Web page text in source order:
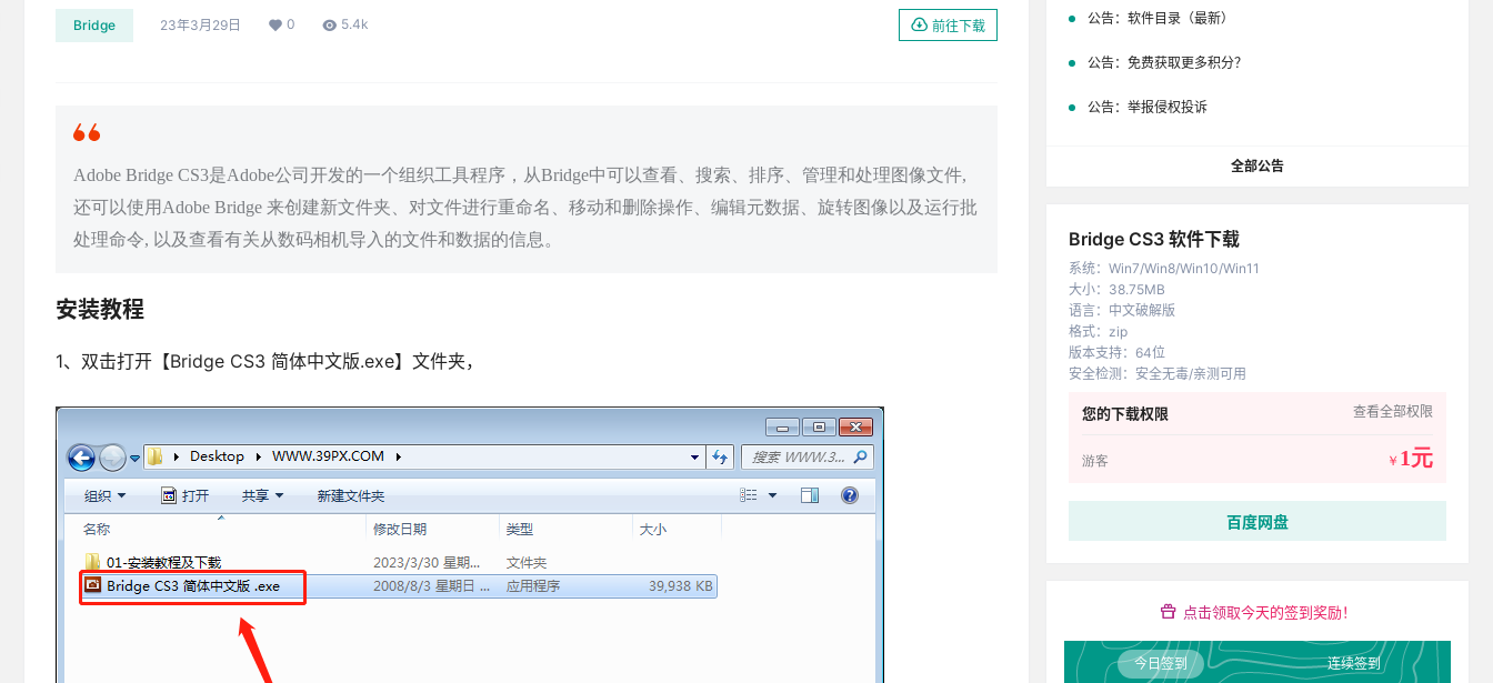
Bridge 23年3月29日 0 5.4k 前往下载
Adobe Bridge CS3是Adobe公司开发的一个组织工具程序，从Bridge中可以查看、搜索、排序、管理和处理图像文件,
还可以使用Adobe Bridge 来创建新文件夹、对文件进行重命名、移动和删除操作、编辑元数据、旋转图像以及运行批
处理命令, 以及查看有关从数码相机导入的文件和数据的信息。
安装教程
1、双击打开【Bridge CS3 简体中文版.exe】文件夹，
公告： 软件目录（最新）
公告： 免费获取更多积分？
公告： 举报侵权投诉
全部公告
Bridge CS3 软件下载
系统： Win7/Win8/Win10/Win11
大小： 38.75MB
语言： 中文破解版
格式： zip
版本支持： 64位
安全检测 ： 安全无毒/亲测可用
您的下载权限 查看全部权限
游客 ￥ 1元
百度网盘
点击领取今天的签到奖励！
今日签到 连续签到